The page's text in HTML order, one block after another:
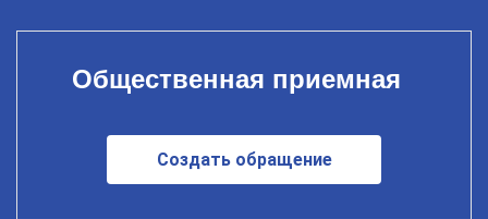
Общественная приемная
Создать обращение